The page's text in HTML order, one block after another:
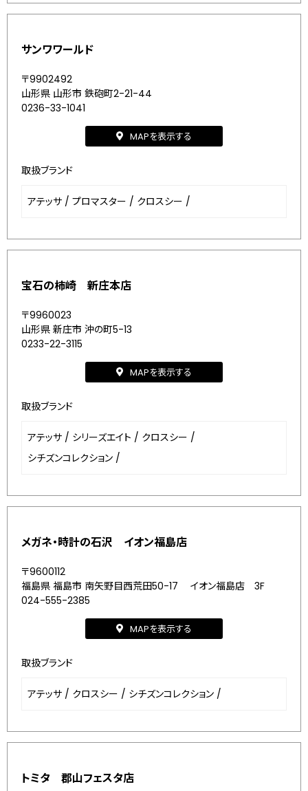
サンワワールド
〒9902492
山形県 山形市 鉄砲町2-21-44
0236-33-1041
MAPを表示する
取扱ブランド
アテッサ / プロマスター / クロスシー /
宝石の柿崎 新庄本店
〒9960023
山形県 新庄市 沖の町5-13
0233-22-3115
MAPを表示する
取扱ブランド
アテッサ / シリーズエイト / クロスシー /
シチズンコレクション /
メガネ・時計の石沢 イオン福島店
〒9600112
福島県 福島市 南矢野目西荒田50-17 イオン福島店 3F
024-555-2385
MAPを表示する
取扱ブランド
アテッサ / クロスシー / シチズンコレクション /
トミタ 郡山フェスタ店